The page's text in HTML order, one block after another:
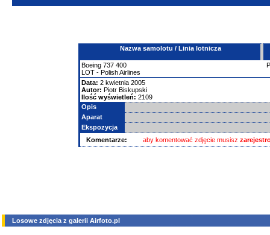
Nazwa samolotu / Linia lotnicza
Boeing 737 400
LOT - Polish Airlines
Data: 2 kwietnia 2005
Autor: Piotr Biskupski
Ilość wyświetleń: 2109
Opis
Aparat
Ekspozycja
Komentarze:
aby komentować zdjęcie musisz
Losowe zdjęcia z galerii Airfoto.pl